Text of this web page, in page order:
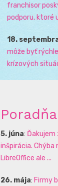
franchisor
podporu, ktoré
18.
môže byť
krízových
Poradňa
5. júna: Ďakujem
inšpirácia.
LibreOffice ale ...
26. mája: Firmy